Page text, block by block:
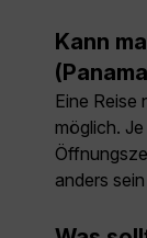
Kann
Eine Reise
möglich.
anders